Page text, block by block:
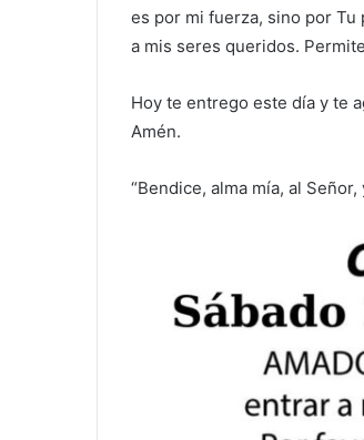
es por mi fuerza, sino por
a mis seres queridos.
Hoy te entrego este día y te
Amén.
“Bendice, alma mía, al